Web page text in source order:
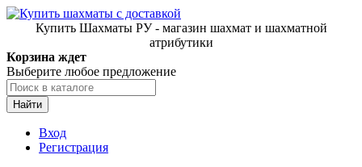
Купить Шахматы РУ - магазин шахмат и шахматной
атрибутики
Корзина ждет
Выберите любое предложение
Найти
Вход
Регистрация